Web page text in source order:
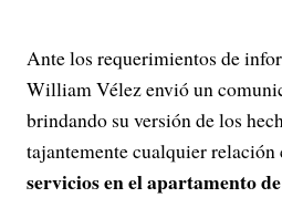
Ante los requerimientos de
William Vélez envió un
brindando su versión de los
tajantemente cualquier relación
servicios en el apartamento